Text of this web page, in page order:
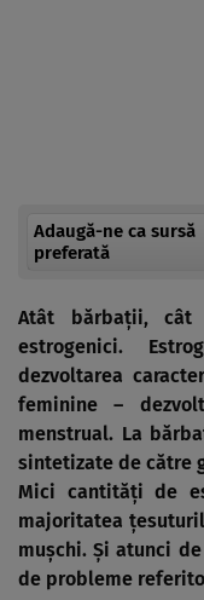
Adaugă-ne ca sursă
preferată
Atât bărbaţii, cât
estrogenici.
dezvoltarea
feminine –
menstrual. La
sintetizate de către
Mici cantităţi de
majoritatea
muşchi. Şi atunci
de probleme